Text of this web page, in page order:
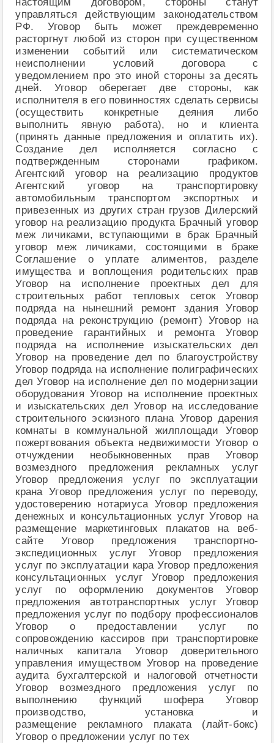
управляться действующим законодательством
РФ. Уговор быть может преждевременно
расторгнут любой из сторон при существенном
изменении событий или систематическом
неисполнении условий договора с
уведомлением про это иной стороны за десять
дней. Уговор оберегает две стороны, как
исполнителя в его повинностях сделать сервисы
(осуществить конкретные деяния либо
выполнить явную работа), но и клиента
(принять данные предложения и оплатить их).
Создание дел исполняется согласно с
подтвержденным сторонами графиком.
Агентский уговор на реализацию продуктов
Агентский уговор на транспортировку
автомобильным транспортом экспортных и
привезенных из других стран грузов Дилерский
уговор на реализацию продукта Брачный уговор
меж личиками, вступающими в брак Брачный
уговор меж личиками, состоящими в браке
Соглашение о уплате алиментов, разделе
имущества и воплощения родительских прав
Уговор на исполнение проектных дел для
строительных работ тепловых сеток Уговор
подряда на нынешний ремонт здания Уговор
подряда на реконструкцию (ремонт) Уговор на
проведение гарантийных и ремонта Уговор
подряда на исполнение изыскательских дел
Уговор на проведение дел по благоустройству
Уговор подряда на исполнение полиграфических
дел Уговор на исполнение дел по модернизации
оборудования Уговор на исполнение проектных
и изыскательских дел Уговор на исследование
строительного эскизного плана Уговор дарения
комнаты в коммунальной жилплощади Уговор
пожертвования объекта недвижимости Уговор о
отчуждении необыкновенных прав Уговор
возмездного предложения рекламных услуг
Уговор предложения услуг по эксплуатации
крана Уговор предложения услуг по переводу,
удостоверению нотариуса Уговор предложения
денежных и консультационных услуг Уговор на
размещение маркетинговых плакатов на веб-
сайте Уговор предложения транспортно-
экспедиционных услуг Уговор предложения
услуг по эксплуатации кара Уговор предложения
консультационных услуг Уговор предложения
услуг по оформлению документов Уговор
предложения автотранспортных услуг Уговор
предложения услуг по подбору профессионалов
Уговор о предоставлении услуг по
сопровождению кассиров при транспортировке
наличных капитала Уговор доверительного
управления имуществом Уговор на проведение
аудита бухгалтерской и налоговой отчетности
Уговор возмездного предложения услуг по
выполнению функций шофера Уговор
производство, установка и
размещение рекламного плаката (лайт-бокс)
Уговор о предложении услуг по тех